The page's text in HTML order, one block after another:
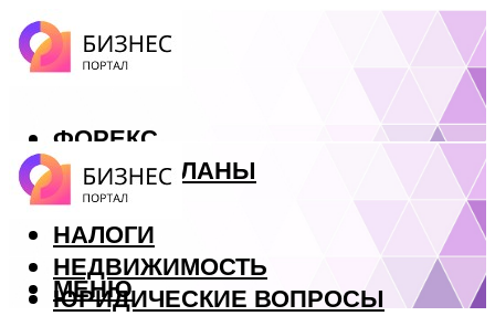
ФОРЕКС
БИЗНЕС ПЛАНЫ
КРЕДИТЫ
НАЛОГИ
НЕДВИЖИМОСТЬ
ЮРИДИЧЕСКИЕ ВОПРОСЫ
МЕНЮ